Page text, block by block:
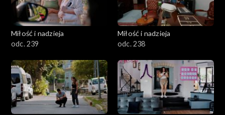
Miłość i nadzieja
odc. 239
Miłość i nadzieja
odc. 238